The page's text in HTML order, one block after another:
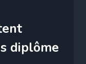
diplôme